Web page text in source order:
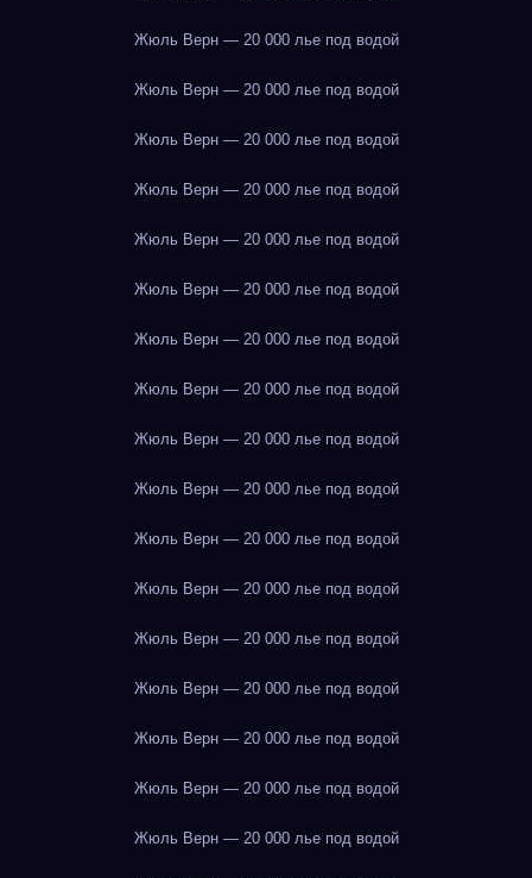
Жюль Верн — 20 000 лье под водой
Жюль Верн — 20 000 лье под водой
Жюль Верн — 20 000 лье под водой
Жюль Верн — 20 000 лье под водой
Жюль Верн — 20 000 лье под водой
Жюль Верн — 20 000 лье под водой
Жюль Верн — 20 000 лье под водой
Жюль Верн — 20 000 лье под водой
Жюль Верн — 20 000 лье под водой
Жюль Верн — 20 000 лье под водой
Жюль Верн — 20 000 лье под водой
Жюль Верн — 20 000 лье под водой
Жюль Верн — 20 000 лье под водой
Жюль Верн — 20 000 лье под водой
Жюль Верн — 20 000 лье под водой
Жюль Верн — 20 000 лье под водой
Жюль Верн — 20 000 лье под водой